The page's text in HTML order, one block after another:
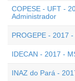
COPESE - UFT -
Administrador
PROGEPE - 2017
IDECAN - 2017 -
INAZ do Pará -